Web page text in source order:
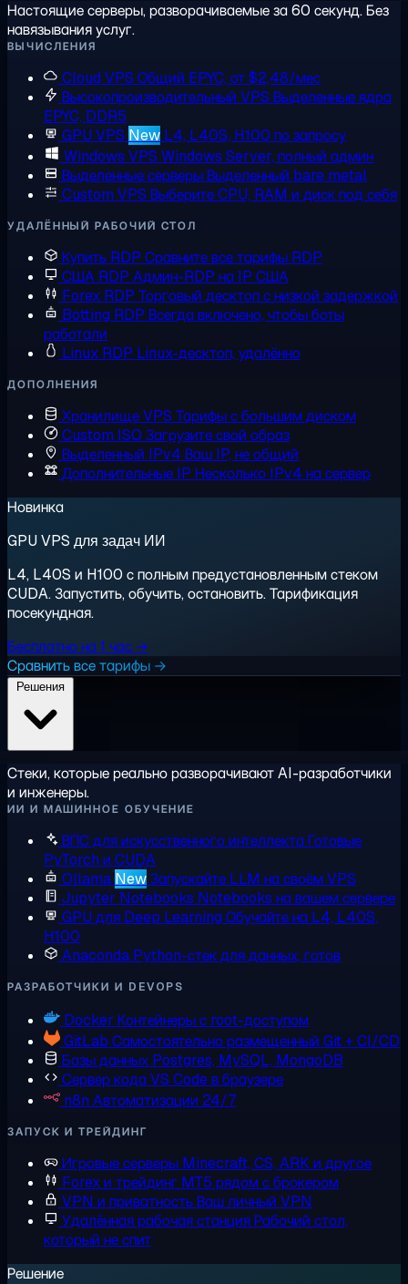
Настоящие серверы, разворачиваемые за 60 секунд. Без
навязывания услуг.
ВЫЧИСЛЕНИЯ
Cloud VPS Общий EPYC, от $2,48/мес
Высокопроизводительный VPS Выделенные ядра
EPYC, DDR5
GPU VPS New L4, L40S, H100 по запросу
Windows VPS Windows Server, полный админ
Выделенные серверыВыделенный bare metal
Custom VPS Выберите CPU, RAM и диск под себя
УДАЛЁННЫЙ РАБОЧИЙ СТОЛ
Купить RDP Сравните все тарифы RDP
США RDP Админ-RDP на IP США
Forex RDP Торговый десктоп с низкой задержкой
Botting RDP Всегда включено, чтобы боты
работали
Linux RDP Linux-десктоп, удалённо
ДОПОЛНЕНИЯ
Хранилище VPS Тарифы с большим диском
Custom ISO Загрузите свой образ
Выделенный IPv4 Ваш IP, не общий
Дополнительные IP Несколько IPv4 на сервер
Новинка
GPU VPS для задач ИИ
L4, L40S и H100 с полным предустановленным стеком
CUDA. Запустить, обучить, остановить. Тарификация
посекундная.
Бесплатно на 1 час →
Сравнить все тарифы →
Стеки, которые реально разворачивают AI-разработчики
и инженеры.
ИИ И МАШИННОЕ ОБУЧЕНИЕ
ВПС для искусственного интеллектаГотовые
PyTorch и CUDA
Ollama NewЗапускайте LLM на своём VPS
Jupyter Notebooks Notebooks на вашем сервере
GPU для Deep Learning Обучайте на L4, L40S,
H100
Anaconda Python-стек для данных, готов
РАЗРАБОТЧИКИ И DEVOPS
Docker Контейнеры с root-доступом
GitLab Самостоятельно размещенный Git + CI/CD
Базы данных Postgres, MySQL, MongoDB
Сервер кодаVS Code в браузере
n8n Автоматизации 24/7
ЗАПУСК И ТРЕЙДИНГ
Игровые серверы Minecraft, CS, ARK и другое
Forex и трейдинг MT5 рядом с брокером
VPN и приватностьВаш личный VPN
Удалённая рабочая станцияРабочий стол,
который не спит
Решение